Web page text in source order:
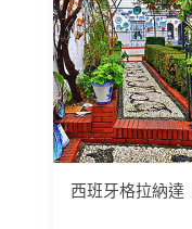
西班牙格拉納達